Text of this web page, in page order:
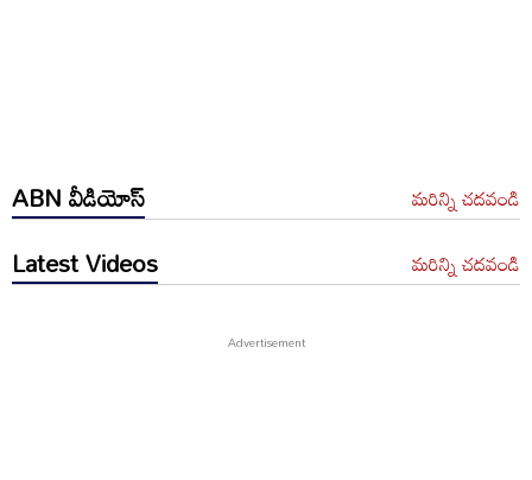
ABN వీడియోస్ మరిన్ని చదవండి
Latest Videos మరిన్ని చదవండి